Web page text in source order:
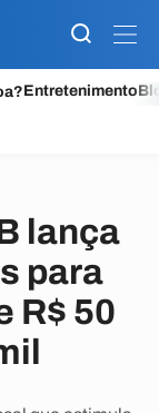
Entretenimento
lança
para
R$ 50